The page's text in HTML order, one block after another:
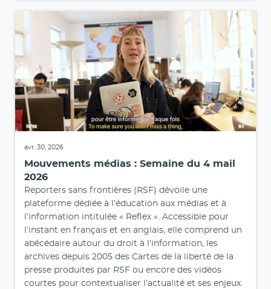
avr. 30, 2026
Mouvements médias : Semaine du 4 mail
2026
Reporters sans frontières (RSF) dévoile une
plateforme dédiée à l’éducation aux médias et à
l’information intitulée « Reflex ». Accessible pour
l’instant en français et en anglais, elle comprend un
abécédaire autour du droit à l'information, les
archives depuis 2005 des Cartes de la liberté de la
presse produites par RSF ou encore des vidéos
courtes pour contextualiser l’actualité et ses enjeux.